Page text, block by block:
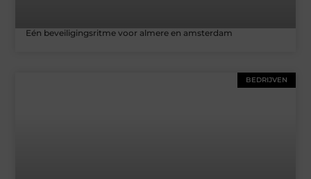
Eén beveiligingsritme voor almere en amsterdam
BEDRIJVEN